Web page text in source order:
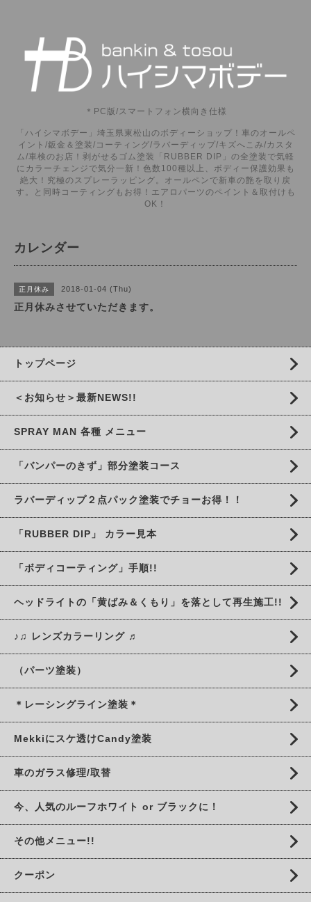
＊PC版/スマートフォン横向き仕様
「ハイシマボデー」埼玉県東松山のボディーショップ！車のオールペ
イント/鈑金＆塗装/コーティング/ラバーディップ/キズへこみ/カスタ
ム/車検のお店！剥がせるゴム塗装「RUBBER DIP」の全塗装で気軽
にカラーチェンジで気分一新！色数100種以上、ボディー保護効果も
絶大！究極のスプレーラッピング。オールペンで新車の艶を取り戻
す。と同時コーティングもお得！エアロパーツのペイント＆取付けも
OK！
カレンダー
正月休み 2018-01-04 (Thu)
正月休みさせていただきます。
トップページ
＜お知らせ＞最新NEWS!!
SPRAY MAN 各種 メニュー
「バンパーのきず」部分塗装コース
ラバーディップ２点パック塗装でチョーお得！！
「RUBBER DIP」 カラー見本
「ボディコーティング」手順!!
ヘッドライトの「黄ばみ＆くもり」を落として再生施工!!
♪♫ レンズカラーリング ♬
（パーツ塗装）
＊レーシングライン塗装＊
Mekkiにスケ透けCandy塗装
車のガラス修理/取替
今、人気のルーフホワイト or ブラックに！
その他メニュー!!
クーポン